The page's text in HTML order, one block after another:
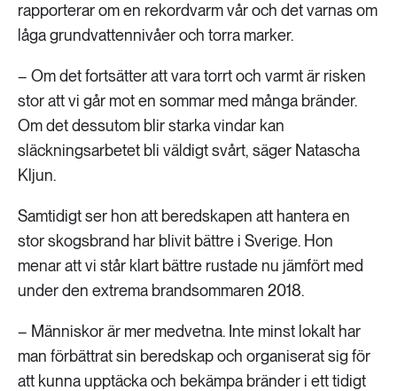
rapporterar om en rekordvarm vår och det varnas om
låga grundvattennivåer och torra marker.
– Om det fortsätter att vara torrt och varmt är risken
stor att vi går mot en sommar med många bränder.
Om det dessutom blir starka vindar kan
släckningsarbetet bli väldigt svårt, säger Natascha
Kljun.
Samtidigt ser hon att beredskapen att hantera en
stor skogsbrand har blivit bättre i Sverige. Hon
menar att vi står klart bättre rustade nu jämfört med
under den extrema brandsommaren 2018.
– Människor är mer medvetna. Inte minst lokalt har
man förbättrat sin beredskap och organiserat sig för
att kunna upptäcka och bekämpa bränder i ett tidigt